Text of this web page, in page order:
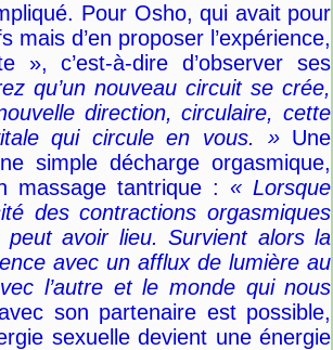
Pour Osho, qui avait pour
d’en proposer l’expérience,
c’est-à-dire d’observer ses
qu’un nouveau circuit se crée,
direction, circulaire, cette
qui circule en vous. »Une
simple décharge orgasmique,
massage tantrique :« Lorsque
des contractions orgasmiques
peut avoir lieu. Survient alors la
avec un afflux de lumière au
l’autre et le monde qui nous
son partenaire est possible,
sexuelle devient une énergie